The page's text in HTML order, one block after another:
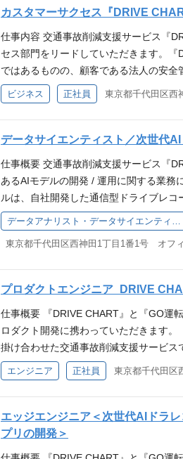
ネルであるエンタープライズ企業に向け
容】 ・エンタープライズ市場の新規開
スを理解し、社内外のステークホルダー
として提案から利用拡大に至るまで営業
バックを踏まえたプロダクト機能要望
して、4年以上のご経験をお持ちの方 ・
されている方 ・関連部署と連携し、課
験をお持ちの方 ※上記に加えて下記いず
タープライズ（大手）向けのセールス経
ら継続的なアプローチを行ったセールス
セールス経験をお持ちの方 ■歓迎する経
業経験 ・従業員数1,000名以上の企業に
種・業界団体へのアプローチ・営業を工
略構築の経験 ■求める人物像 ・社内外
ニケーションを取り、周囲を巻き込ん
動量を担保できる方 ・ROI観点をもった
や枠組みにとどまらず、より良いアプロ
出せる方 ・新しい領域で色々と試しな
オープンにコミュニケーションが取れ
努められる方 ・自らのパフォーマンス
事 洗練したAI技術で交通事故を防止、
カスタマーサクセス『DRIVE
仕事内容 交通事故削減支援サービス『
セス部門をリードしていただきます。『
ではあるものの、顧客である法人の安全
に様々であり、本サービスをより活用し
るよう、システムと人の両面で効果的・
ます。 このカスタマーサクセスの構築
しています。 【具体的な業務内容】 ・
捗管理/チームメンバーのマネージメン
メント ※ こちらのポジションは、GO株
式会社での雇用となります。 応募資格 ■
経験またはカスタマーサクセス経験をお
顧客の成功体験の設計・構築・実行 ・
業務内でオンボーディングに携わった
ト経験 ・スタートアップ（メガベンチ
経験 ・人材業界の営業経験（顧客課題
クホルダーを巻き込む折衝力の観点で親
人称かつチーム志向でオーナーシップを
状況を楽しみ、出来る方法を考え動ける
大化のために努力できる方
ビジネス 正社員
データサイエンティスト／次世代
仕事概要 交通事故削減支援サービス『
あるAIモデルの開発 / 運用に関する業務
ルは、自社開発した通信型ドライブレコ
作しており、映像とセンサデータを解析
の事故リスクの高い運転行動を自動的に
映像と運転データは、ドライバーが自身
す。 募集背景 『DRIVE CHART』は契
業やドライバーの方々に活用いただける
増え続ける中で、多様な運転シーンの
供する責任が増してきています。 今後
ていくために、現場からのフィードバッ
プデートし、性能を磨き込み続けること
けた新機能の開発それぞれで体制の強化
という社会課題に対し、技術で真摯に
ます。 業務内容 危険運転行動を検知す
います。 ・映像 / GNSS / IMUデータ等
課題分析、性能改善 ・AIモデルの実サ
プロダクトエンジニア_DRIVE
仕事概要 『DRIVE CHART』と『GO運
ロダクト開発に携わっていただきます
掛け合わせた交通事故削減支援サービス
スとした専用車載器から得られる各種デ
性の高い危険シーンを自動検知し、運転
像・加速度センサー・GPSなどから得
停止など自身では認識できていない危
車間距離不足などリアルタイムでのアラ
エンジニア 正社員
エッジエンジニア＜次世代AIドラ
プリの開発＞